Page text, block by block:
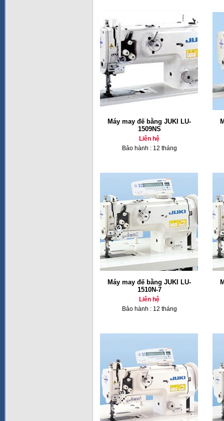
Máy may đế bằng JUKI LU-
1509NS
Liên hệ
Bảo hành : 12 tháng
Máy may đế bằng JUKI LU-
1510N-7
Liên hệ
Bảo hành : 12 tháng